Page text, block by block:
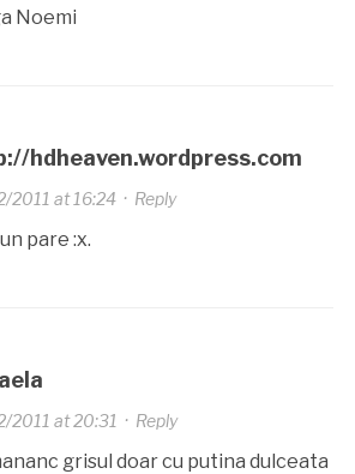
Noemi
hdheaven.wordpress.com
2011 at 16:24· Reply
pare :x.
2011 at 20:31 · Reply
grisul doar cu putina dulceata